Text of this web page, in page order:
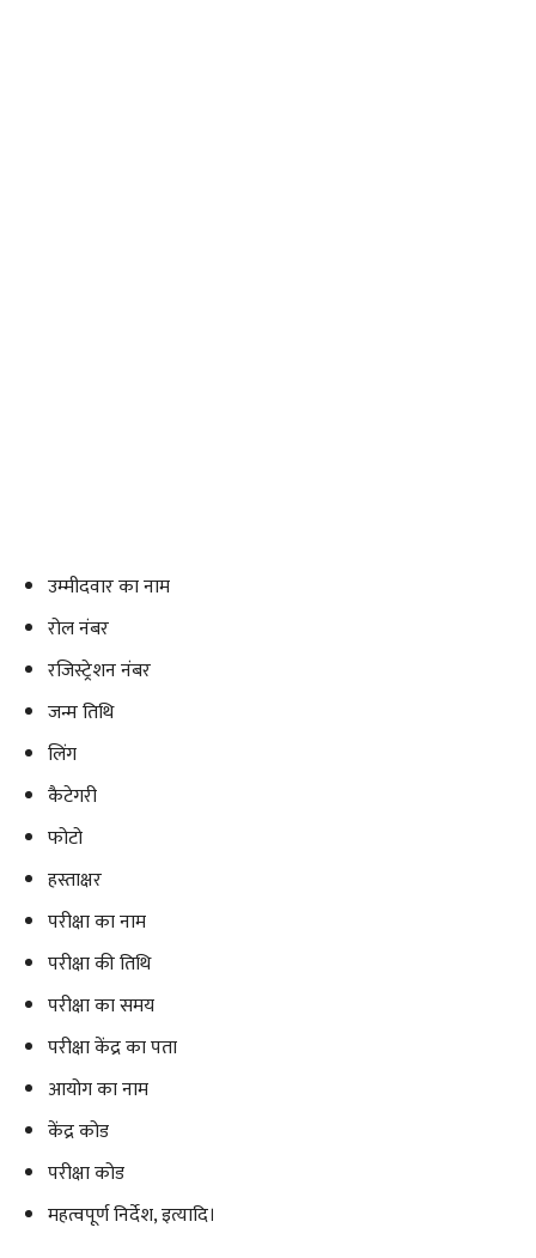
उम्मीदवार का नाम
रोल नंबर
रजिस्ट्रेशन नंबर
जन्म तिथि
लिंग
कैटेगरी
फोटो
हस्ताक्षर
परीक्षा का नाम
परीक्षा की तिथि
परीक्षा का समय
परीक्षा केंद्र का पता
आयोग का नाम
केंद्र कोड
परीक्षा कोड
महत्वपूर्ण निर्देश, इत्यादि।